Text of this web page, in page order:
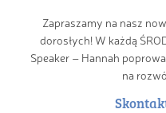
Zapraszamy na nasz
dorosłych! W każdą
Speaker – Hannah
na